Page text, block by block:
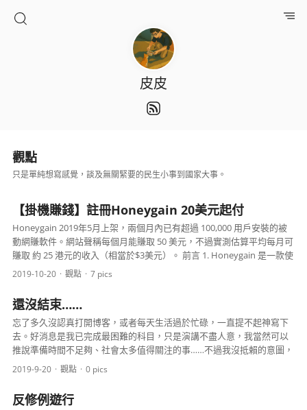
皮皮
觀點
只是單純想寫感覺，談及無關緊要的民生小事到國家大事。
【掛機賺錢】註冊Honeygain 20美元起付
Honeygain 2019年5月上架，兩個月內已有超過 100,000 用戶安裝的被
動網賺軟件。網站聲稱每個月能賺取 50 美元，不過實測估算平均每月可
賺取 約 25 港元的收入（相當於$3美元）。 前言 1. Honeygain 是一款使
用網路流量賺錢的工具。 2. 開始賺錢時，會消耗...
2019-10-20 觀點 7 pics
還沒結束……
忘了多久沒認真打開博客，或者每天生活過於忙碌，一直提不起神寫下
去。好消息是我已完成最困難的科目，只是演講不盡人意，我當然可以
推說準備時間不足夠、社會太多值得關注的事……不過我沒抵賴的意圖，
這次表現失準甚至影響畢業進程。如果我之前每天抽時間...
2019-9-20 觀點 0 pics
反修例遊行